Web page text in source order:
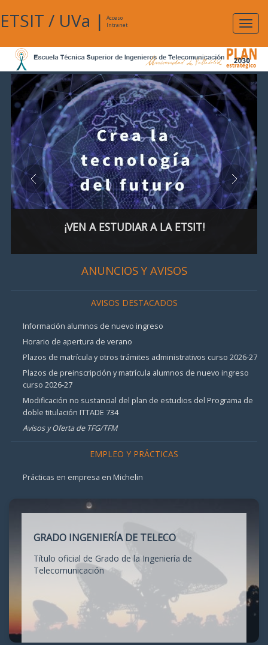
ETSIT / UVa |
Acceso
Intranet
¡VEN A ESTUDIAR A LA ETSIT!
ANUNCIOS Y AVISOS
AVISOS DESTACADOS
Información alumnos de nuevo ingreso
Horario de apertura de verano
Plazos de matrícula y otros trámites administrativos curso 2026-27
Plazos de preinscripción y matrícula alumnos de nuevo ingreso
curso 2026-27
Modificación no sustancial del plan de estudios del Programa de
doble titulación ITTADE 734
Avisos y Oferta de TFG/TFM
EMPLEO Y PRÁCTICAS
Prácticas en empresa en Michelin
GRADO INGENIERÍA DE TELECO
Título oficial de Grado de la Ingeniería de
Telecomunicación